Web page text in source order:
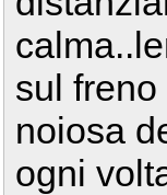
sul
noiosa
ogni